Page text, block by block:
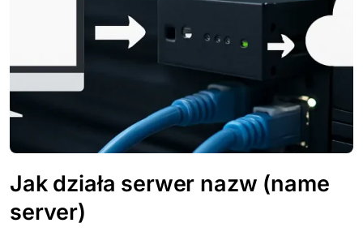
Jak działa serwer nazw (name
server)